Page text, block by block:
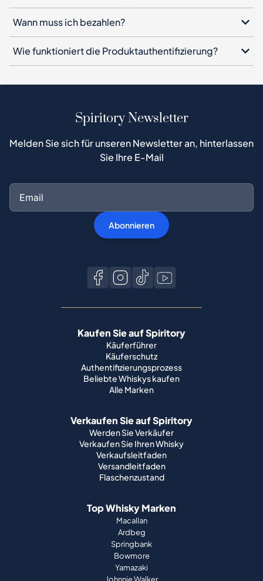
Wann muss ich bezahlen?
Wie funktioniert die Produktauthentifizierung?
Spiritory Newsletter
Melden Sie sich für unseren Newsletter an, hinterlassen
Sie Ihre E-Mail
Abonnieren
Kaufen Sie auf Spiritory
Käuferführer
Käuferschutz
Authentifizierungsprozess
Beliebte Whiskys kaufen
Alle Marken
Verkaufen Sie auf Spiritory
Werden Sie Verkäufer
Verkaufen Sie Ihren Whisky
Verkaufsleitfaden
Versandleitfaden
Flaschenzustand
Top Whisky Marken
Macallan
Ardbeg
Springbank
Bowmore
Yamazaki